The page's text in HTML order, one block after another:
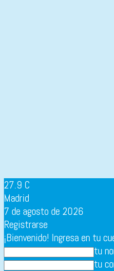
27.9 C
Madrid
7 de agosto de 2026
Registrarse
¡Bienvenido! Ingresa en tu
tu
tu